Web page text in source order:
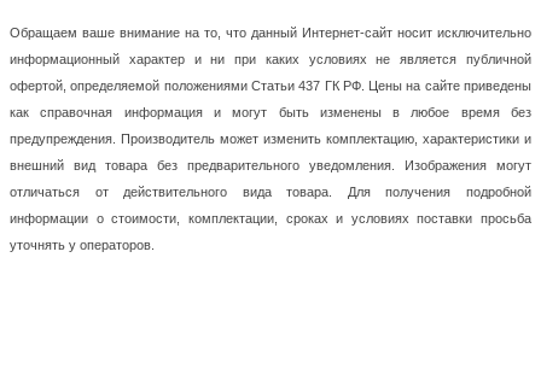
Обращаем ваше внимание на то, что данный Интернет-сайт носит исключительно
информационный характер и ни при каких условиях не является публичной
офертой, определяемой положениями Статьи 437 ГК РФ. Цены на сайте приведены
как справочная информация и могут быть изменены в любое время без
предупреждения. Производитель может изменить комплектацию, характеристики и
внешний вид товара без предварительного уведомления. Изображения могут
отличаться от действительного вида товара. Для получения подробной
информации о стоимости, комплектации, сроках и условиях поставки просьба
уточнять у операторов.